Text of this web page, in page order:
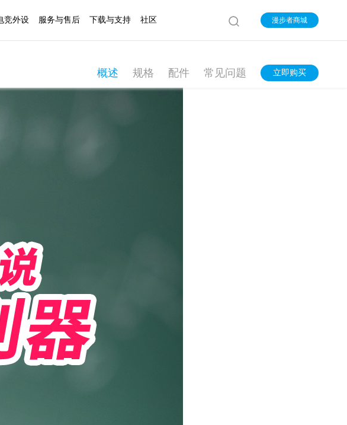
竞外设 服务与售后 下载与支持 社区 漫步者商城
概述 规格 配件 常见问题 立即购买